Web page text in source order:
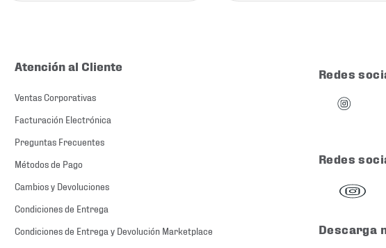
Atención al Cliente
Ventas Corporativas
Facturación Electrónica
Preguntas Frecuentes
Métodos de Pago
Cambios y Devoluciones
Condiciones de Entrega
Condiciones de Entrega y Devolución Marketplace
Redes
Redes
Descarga